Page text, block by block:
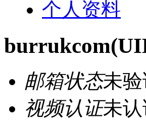
个人资料
burrukcom
邮箱状态未
视频认证未